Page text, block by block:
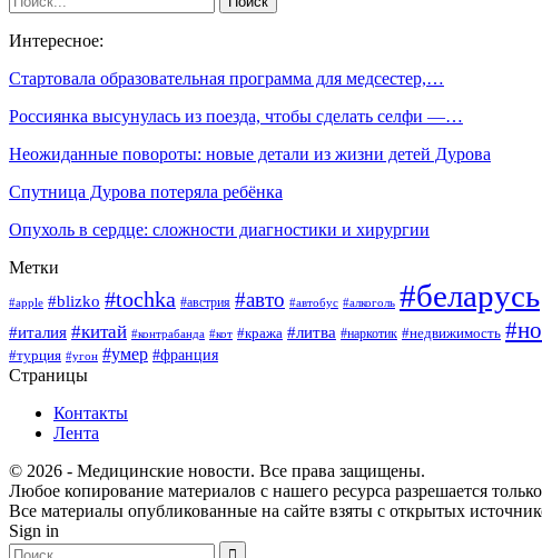
Интересное:
Стартовала образовательная программа для медсестер,…
Россиянка высунулась из поезда, чтобы сделать селфи —…
Неожиданные повороты: новые детали из жизни детей Дурова
Спутница Дурова потеряла ребёнка
Опухоль в сердце: сложности диагностики и хирургии
Метки
#apple #blizko #tochka #австрия #авто #автобус #алкоголь #беларусь
#италия #китай #контрабанда #кот #кража #литва #наркотик #недвижимость
#турция #угон #умер #франция
Страницы
Контакты
Лента
© 2026 - Медицинские новости. Все права защищены.
Любое копирование материалов с нашего ресурса разрешается
Все материалы опубликованные на сайте взяты с открытых
Sign in